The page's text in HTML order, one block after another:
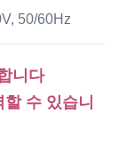
50/60Hz
니다
수 있습니